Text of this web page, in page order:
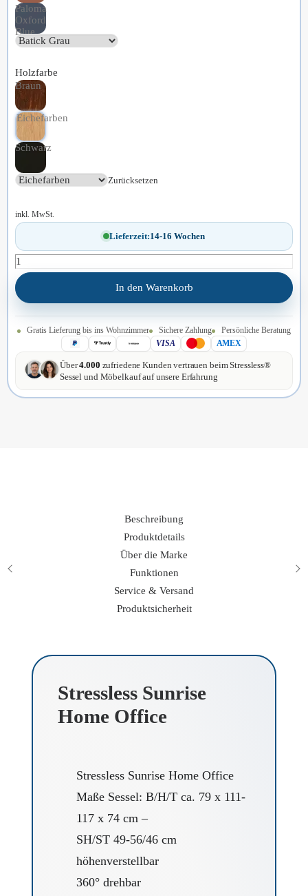
Paloma
Oxford
Blue
Holzfarbe
Braun
Eichefarben
Schwarz
Zurücksetzen
inkl. MwSt.
Lieferzeit:14-16 Wochen
Stressless
Sunrise
|
Home
Office
In den Warenkorb
Gratis Lieferung bis ins Wohnzimmer Sichere Zahlung
Persönliche Beratung
VISA
AMEX
Über4.000 zufriedene Kunden vertrauen beim Stressless®
Sessel und Möbelkauf auf unsere Erfahrung
Beschreibung
Produktdetails
Über die Marke
Funktionen
Service & Versand
Produktsicherheit
Stressless Sunrise
Home Office
Stressless Sunrise Home Office
Maße Sessel: B/H/T ca. 79 x 111-
117 x 74 cm –
SH/ST 49-56/46 cm
höhenverstellbar
360° drehbar